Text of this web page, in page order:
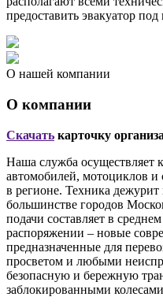
предоставить эвакуатор
О нашей компании
О компании
Скачать карточку
Наша служба осуществляет
автомобилей, мотоциклов
в регионе. Техника
большинстве городов
подачи составляет в
распоряжении – новые
предназначенные для
просветом и любыми
безопасную и бережную
заблокированными